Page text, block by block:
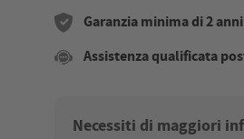
Garanzia minima di 2
Assistenza qualificata
Necessiti di maggiori